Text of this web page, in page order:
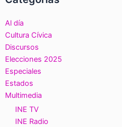
Al día
Cultura Cívica
Discursos
Elecciones 2025
Especiales
Estados
Multimedia
INE TV
INE Radio